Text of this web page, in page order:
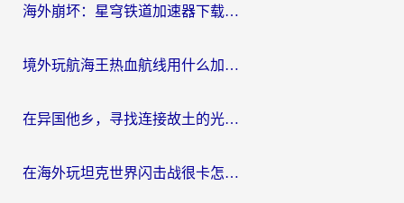
海外崩坏：星穹铁道加速器下载安装：一份给游子的终极网络指南
境外玩航海王热血航线用什么加速器？2026海外玩家实测最优方案（附欧洲问道堡垒前线加速技巧）
在异国他乡，寻找连接故土的光明大陆免费加速器
在海外玩坦克世界闪击战很卡怎么办？老玩家亲测有效的加速器选择指南